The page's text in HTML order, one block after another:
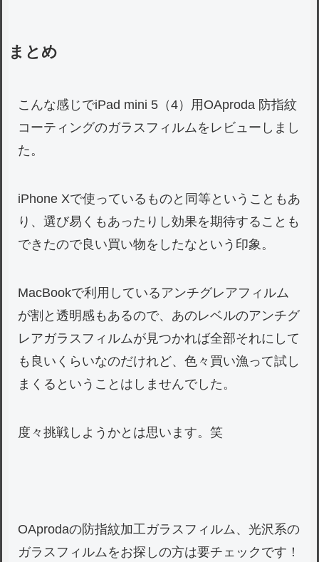
まとめ
こんな感じでiPad mini 5（4）用OAproda 防指紋
コーティングのガラスフィルムをレビューしまし
た。
iPhone Xで使っているものと同等ということもあ
り、選び易くもあったりし効果を期待することも
できたので良い買い物をしたなという印象。
MacBookで利用しているアンチグレアフィルム
が割と透明感もあるので、あのレベルのアンチグ
レアガラスフィルムが見つかれば全部それにして
も良いくらいなのだけれど、色々買い漁って試し
まくるということはしませんでした。
度々挑戦しようかとは思います。笑
OAprodaの防指紋加工ガラスフィルム、光沢系の
ガラスフィルムをお探しの方は要チェックです！